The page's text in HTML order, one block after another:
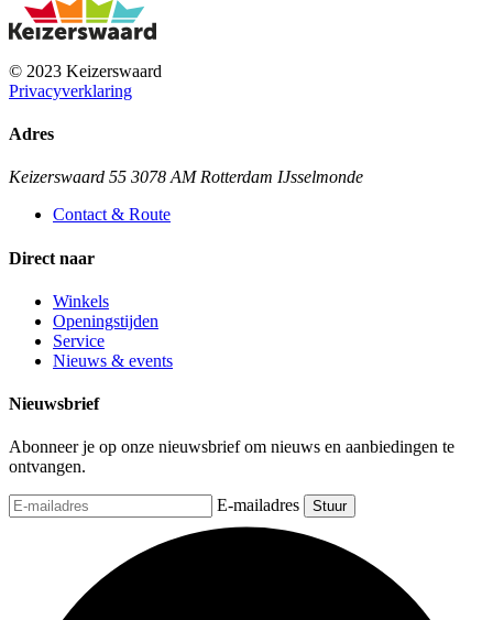
© 2023 Keizerswaard
Privacyverklaring
Adres
Keizerswaard 55 3078 AM Rotterdam IJsselmonde
Contact & Route
Direct naar
Winkels
Openingstijden
Service
Nieuws & events
Nieuwsbrief
Abonneer je op onze nieuwsbrief om nieuws en aanbiedingen te
ontvangen.
E-mailadres